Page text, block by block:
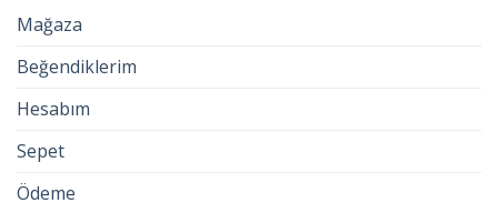
Mağaza
Beğendiklerim
Hesabım
Sepet
Ödeme